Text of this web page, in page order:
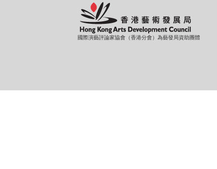
國際演藝評論家協會（香港分會）為藝發局資助團體